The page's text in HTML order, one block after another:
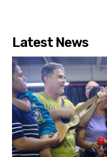
Latest News